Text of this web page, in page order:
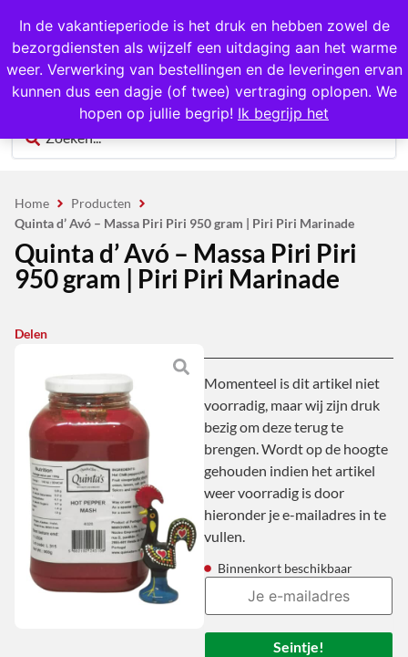
In de vakantieperiode is het druk en hebben zowel de
bezorgdiensten als wijzelf een uitdaging aan het warme
weer. Verwerking van bestellingen en de leveringen ervan
kunnen dus een dagje (of twee) vertraging oplopen. We
hopen op jullie begrip! Ik begrijp het
1000+ producten op voorraad
0
Home
Producten
Quinta d’ Avó – Massa Piri Piri 950 gram | Piri Piri Marinade
Quinta d’ Avó – Massa Piri Piri
950 gram | Piri Piri Marinade
Delen
Momenteel is dit artikel niet
voorradig, maar wij zijn druk
bezig om deze terug te
brengen. Wordt op de hoogte
gehouden indien het artikel
weer voorradig is door
hieronder je e-mailadres in te
vullen.
Binnenkort beschikbaar
Seintje!